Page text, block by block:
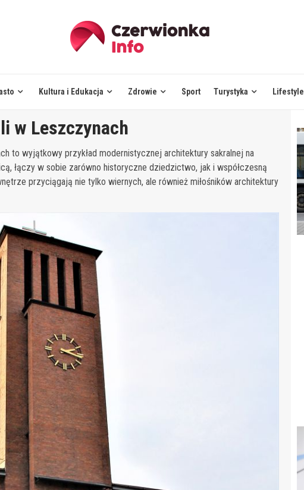
Kultura i Edukacja Zdrowie Sport Turystyka Lifestyle
w Leszczynach
to wyjątkowy przykład modernistycznej architektury sakralnej na
łączy w sobie zarówno historyczne dziedzictwo, jak i współczesną
przyciągają nie tylko wiernych, ale również miłośników architektury